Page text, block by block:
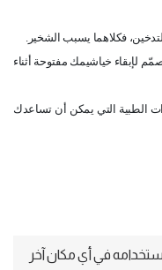
فكلاهما يسبب الشخير.
لإبقاء خياشيمك مفتوحة أثناء
الطبية التي يمكن أن تساعدك
في أي مكان آخر